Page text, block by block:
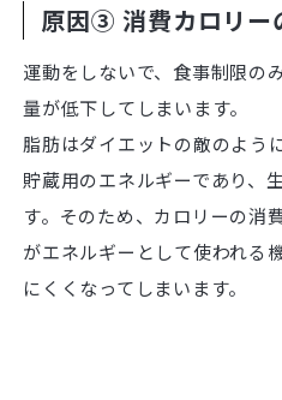
原因③ 消費カロリー
運動をしないで、食事制限の
量が低下してしまいます。
脂肪はダイエットの敵のよう
貯蔵用のエネルギーであり、
す。そのため、カロリーの消
がエネルギーとして使われる
にくくなってしまいます。